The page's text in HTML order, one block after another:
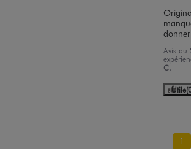
Avis du
C.
Utile
1